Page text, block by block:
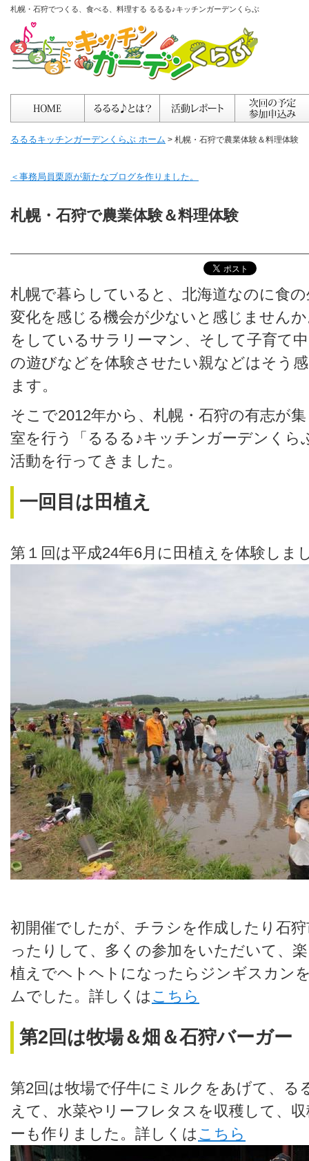
札幌・石狩でつくる、食べる、料理する るるる♪キッチンガーデンくらぶ
るるるキッチンガーデンくらぶ ホーム > 札幌・石狩で農業体験＆料理体験
＜事務局員栗原が新たなブログを作りました。
札幌・石狩で農業体験＆料理体験
札幌で暮らしていると、北海道なのに食
変化を感じる機会が少ないと感じません
をしているサラリーマン、そして子育て
の遊びなどを体験させたい親などはそう
ます。
そこで2012年から、札幌・石狩の有志が
室を行う「るるる♪キッチンガーデンくら
活動を行ってきました。
一回目は田植え
第１回は平成24年6月に田植えを体験しま
初開催でしたが、チラシを作成したり石
ったりして、多くの参加をいただいて、
植えでヘトヘトになったらジンギスカン
ムでした。詳しくは こちら
第2回は牧場＆畑＆石狩バーガー
第2回は牧場で仔牛にミルクをあげて、る
えて、水菜やリーフレタスを収穫して、
ーも作りました。詳しくは こちら